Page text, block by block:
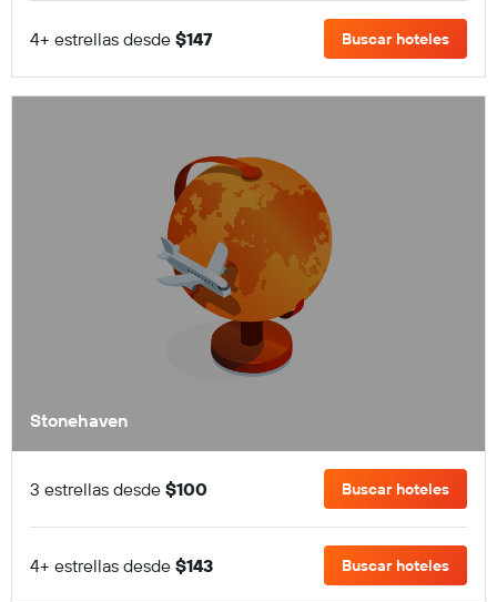
4+ estrellas desde $147 Buscar hoteles
Stonehaven
3 estrellas desde $100 Buscar hoteles
4+ estrellas desde $143 Buscar hoteles